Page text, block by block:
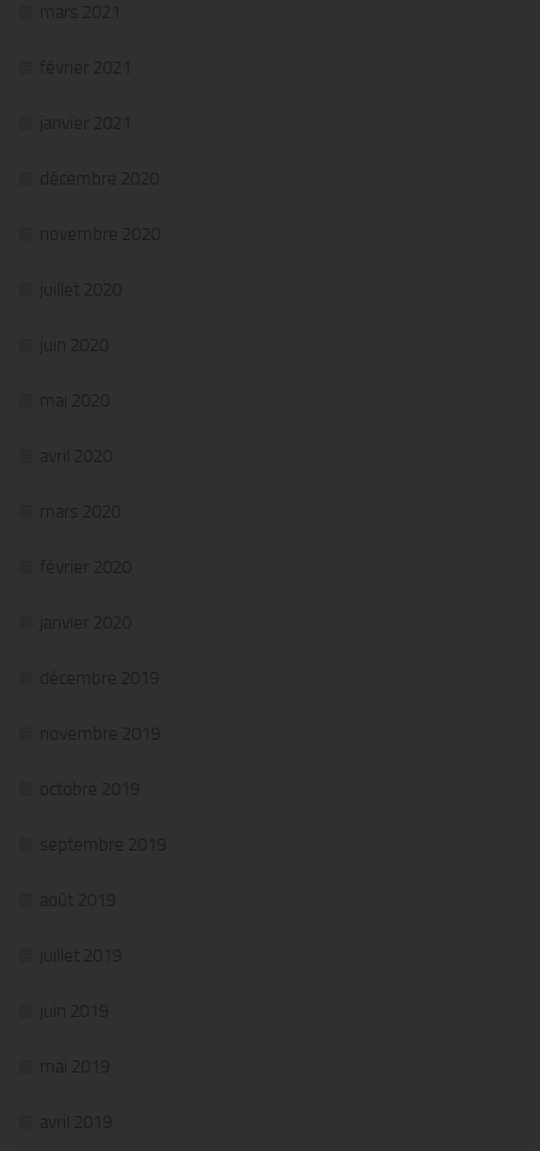
mars 2021
février 2021
janvier 2021
décembre 2020
novembre 2020
juillet 2020
juin 2020
mai 2020
avril 2020
mars 2020
février 2020
janvier 2020
décembre 2019
novembre 2019
octobre 2019
septembre 2019
août 2019
juillet 2019
juin 2019
mai 2019
avril 2019